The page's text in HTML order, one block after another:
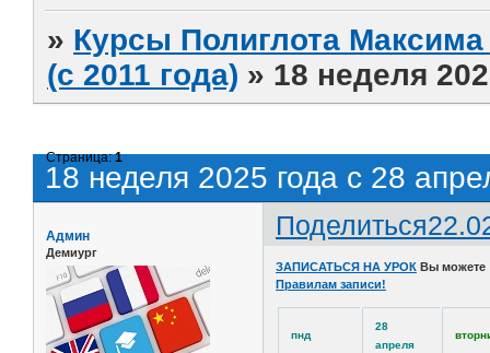
» Курсы Полиглота
(с 2011 года) » 18 неделя
18 неделя 2025 года с 28
Страница:1
Поделиться
Админ
Демиург
ЗАПИСАТЬСЯ НА УРОК Вы
Правилам записи!
пнд
28
апреля